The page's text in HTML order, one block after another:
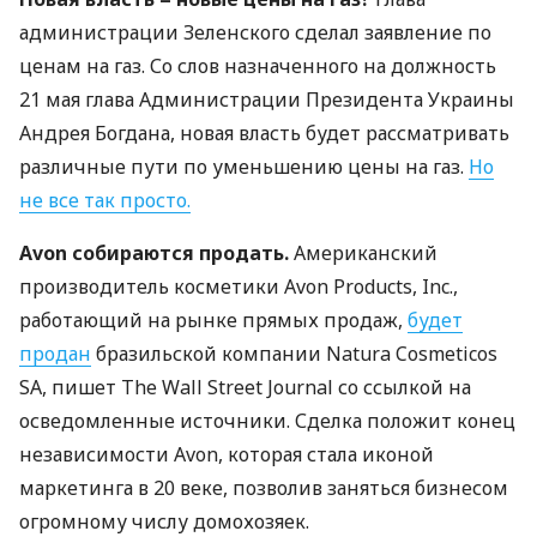
администрации Зеленского сделал заявление по
ценам на газ. Со слов назначенного на должность
21 мая глава Администрации Президента Украины
Андрея Богдана, новая власть будет рассматривать
различные пути по уменьшению цены на газ. Но
не все так просто.
Avon собираются продать.Американский
производитель косметики Avon Products, Inc.,
работающий на рынке прямых продаж, будет
продан бразильской компании Natura Cosmeticos
SA, пишет The Wall Street Journal со ссылкой на
осведомленные источники. Сделка положит конец
независимости Avon, которая стала иконой
маркетинга в 20 веке, позволив заняться бизнесом
огромному числу домохозяек.